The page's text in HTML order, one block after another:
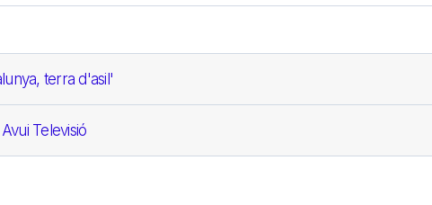
terra d'asil'
Televisió